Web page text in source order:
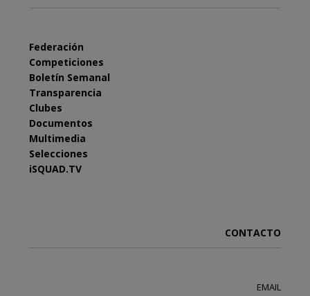
Federación
Competiciones
Boletín Semanal
Transparencia
Clubes
Documentos
Multimedia
Selecciones
iSQUAD.TV
CONTACTO
EMAIL